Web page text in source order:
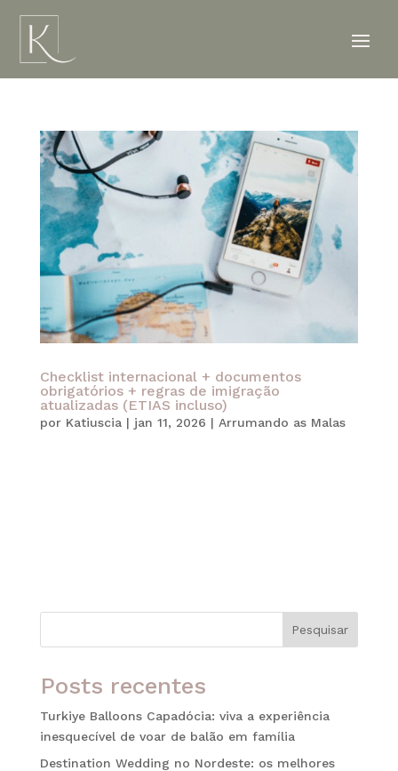
Checklist internacional + documentos
obrigatórios + regras de imigração
atualizadas (ETIAS incluso)
por Katiuscia| jan 11, 2026 | Arrumando as Malas
Pesquisar
Posts recentes
Turkiye Balloons Capadócia: viva a experiência
inesquecível de voar de balão em família
Destination Wedding no Nordeste: os melhores